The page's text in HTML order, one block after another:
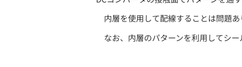
内層を使用して配線することは問題あ
なお、内層のパターンを利用してシ